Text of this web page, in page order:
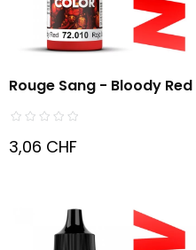
Rouge Sang - Bloody Red
3,06 CHF